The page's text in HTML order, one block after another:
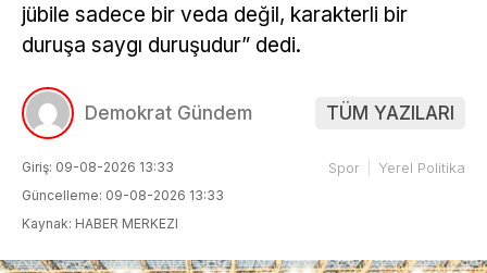
jübile sadece bir veda değil, karakterli bir
duruşa saygı duruşudur” dedi.
Demokrat Gündem TÜM YAZILARI
Giriş: 09-08-2026 13:33
Güncelleme: 09-08-2026 13:33
Kaynak: HABER MERKEZI
Spor Yerel Politika